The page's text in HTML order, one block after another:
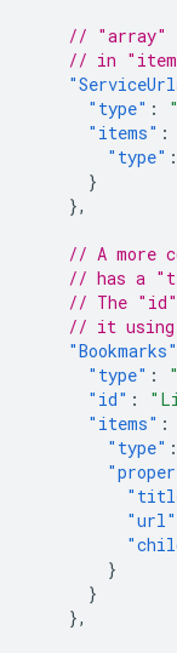
// "array"
// in
"type" :
"items" :
"type" :
}
},
// A more
// has a
// The "id"
// it
"Bookmarks"
"type" :
"id" :
"items" :
"type" :
"url"
}
}
},